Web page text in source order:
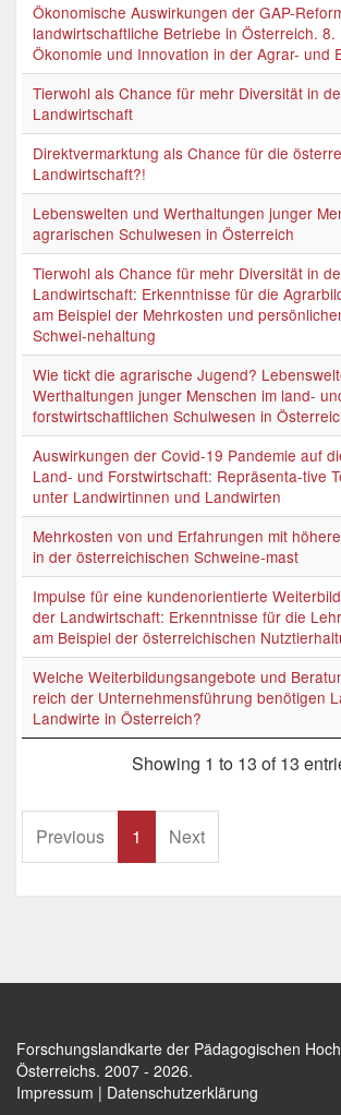
Ökonomische Auswirkungen der GAP-
landwirtschaftliche Betriebe in Österreich.
Ökonomie und Innovation in der Agrar- und
Tierwohl als Chance für mehr Diversität in
Landwirtschaft
Direktvermarktung als Chance für die
Landwirtschaft?!
Lebenswelten und Werthaltungen junger
agrarischen Schulwesen in Österreich
Tierwohl als Chance für mehr Diversität in
Landwirtschaft: Erkenntnisse für die
am Beispiel der Mehrkosten und
Schwei-nehaltung
Wie tickt die agrarische Jugend?
Werthaltungen junger Menschen im land-
forstwirtschaftlichen Schulwesen in
Auswirkungen der Covid-19 Pandemie auf
Land- und Forstwirtschaft: Repräsenta-tive
unter Landwirtinnen und Landwirten
Mehrkosten von und Erfahrungen mit
in der österreichischen Schweine-mast
Impulse für eine kundenorientierte
der Landwirtschaft: Erkenntnisse für die
am Beispiel der österreichischen
Welche Weiterbildungsangebote und
reich der Unternehmensführung benötigen
Landwirte in Österreich?
Showing 1 to 13 of 13
Previous 1 Next
Forschungslandkarte der Pädagogischen
Österreichs. 2007 - 2026.
Impressum | Datenschutzerklärung